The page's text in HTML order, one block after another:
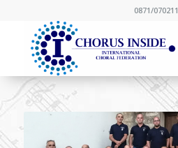
0871/070211